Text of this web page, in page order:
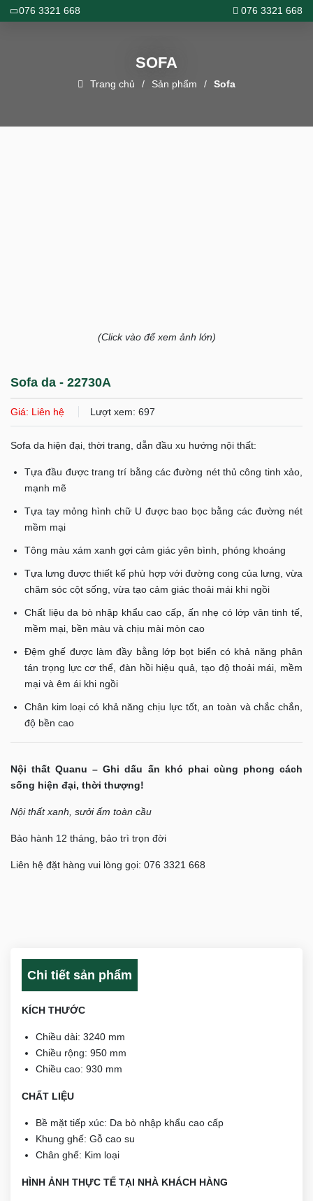
076 3321 668 076 3321 668
SOFA
Trang chủ Sản phẩm Sofa
(Click vào để xem ảnh lớn)
Sofa da - 22730A
Giá: Liên hệ Lượt xem: 697
Sofa da hiện đại, thời trang, dẫn đầu xu hướng nội thất:
Tựa đầu được trang trí bằng các đường nét thủ công tinh xảo,
mạnh mẽ
Tựa tay mỏng hình chữ U được bao bọc bằng các đường nét
mềm mại
Tông màu xám xanh gợi cảm giác yên bình, phóng khoáng
Tựa lưng được thiết kế phù hợp với đường cong của lưng, vừa
chăm sóc cột sống, vừa tạo cảm giác thoải mái khi ngồi
Chất liệu da bò nhập khẩu cao cấp, ấn nhẹ có lớp vân tinh tế,
mềm mại, bền màu và chịu mài mòn cao
Đệm ghế được làm đầy bằng lớp bọt biển có khả năng phân
tán trọng lực cơ thể, đàn hồi hiệu quả, tạo độ thoải mái, mềm
mại và êm ái khi ngồi
Chân kim loại có khả năng chịu lực tốt, an toàn và chắc chắn,
độ bền cao
Nội thất Quanu – Ghi dấu ấn khó phai cùng phong cách
sống hiện đại, thời thượng!
Nội thất xanh, sưởi ấm toàn cầu
Bảo hành 12 tháng, bảo trì trọn đời
Liên hệ đặt hàng vui lòng gọi: 076 3321 668
Chi tiết sản phẩm
KÍCH THƯỚC
Chiều dài: 3240 mm
Chiều rộng: 950 mm
Chiều cao: 930 mm
CHẤT LIỆU
Bề mặt tiếp xúc: Da bò nhập khẩu cao cấp
Khung ghế: Gỗ cao su
Chân ghế: Kim loại
HÌNH ẢNH THỰC TẾ TẠI NHÀ KHÁCH HÀNG